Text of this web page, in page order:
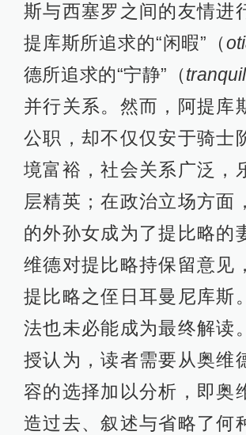
斯与西塞罗之间的友情进
提库斯所追求的“闲暇”（
德所追求的“宁静”（
并行关系。然而，阿提库
公职，却不仅仅安于骑士
境富裕，社会关系广泛，
层精英；在政治立场方面
的外孙女成为了提比略的
维德对提比略持保留意见
提比略之侄日耳曼尼库斯
法也未必能成为最终解读
授认为，读者需要从奥维
容的选择加以分析，即奥
造过去、叙述与省略了何